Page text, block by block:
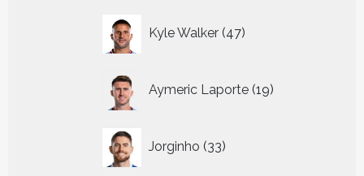
Kyle Walker 47
producten
Aymeric Laporte 19
producten
Jorginho 33
producten